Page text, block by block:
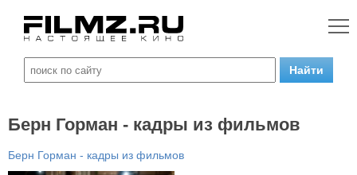
Берн Горман - кадры из фильмов
Берн Горман - кадры из фильмов